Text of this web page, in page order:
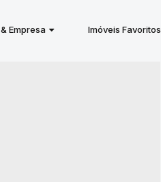
Imóveis Favoritos
Empresa